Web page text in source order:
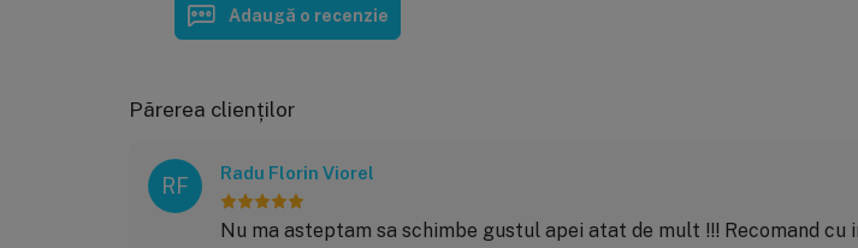
Adaugă o recenzie
Părerea clienților
RF Radu Florin Viorel
Nu ma asteptam sa schimbe gustul apei atat de mult !!! Recomand cu